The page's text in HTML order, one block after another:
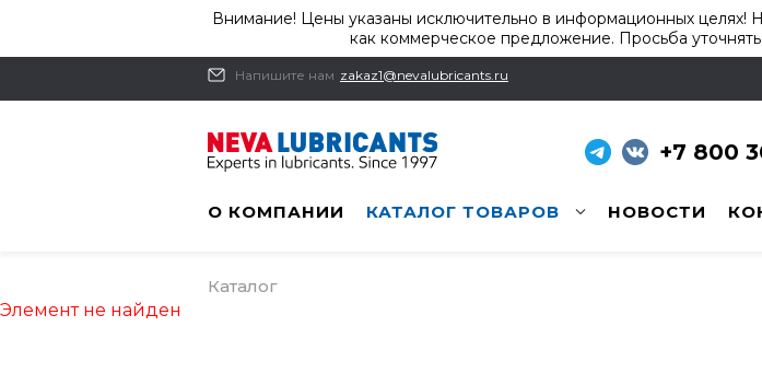
Внимание! Цены указаны исключительно в информационных целях!
как коммерческое предложение. Просьба
Напишите нам zakaz1@nevalubricants.ru
+7 800
О КОМПАНИИ КАТАЛОГ ТОВАРОВ НОВОСТИ
Каталог
Элемент не найден